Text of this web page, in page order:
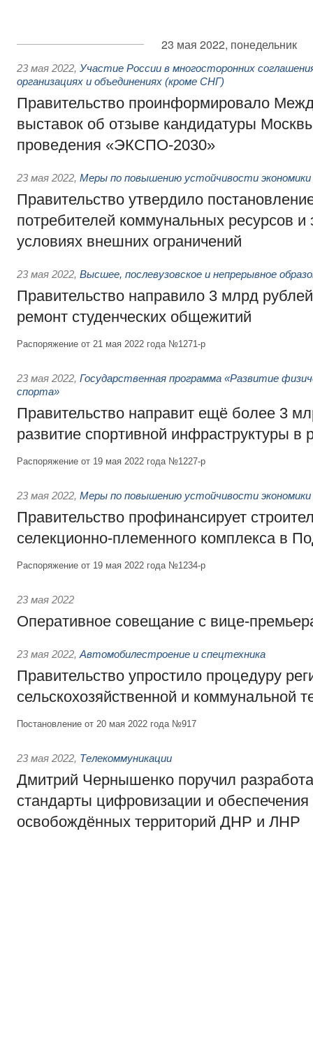
23 мая 2022, понедельник
23 мая 2022, Участие России в многосторонних
организациях и объединениях (кроме СНГ)
Правительство проинформировало
выставок об отзыве кандидатуры
проведения «ЭКСПО-2030»
23 мая 2022, Меры по повышению устойчивости экономики
Правительство утвердило
потребителей коммунальных ресурсов и
условиях внешних ограничений
23 мая 2022, Высшее, послевузовское и непрерывное
Правительство направило 3 млрд
ремонт студенческих общежитий
Распоряжение от 21 мая 2022 года №1271-р
23 мая 2022, Государственная программа «Развитие
спорта»
Правительство направит ещё более 3
развитие спортивной инфраструктуры в
Распоряжение от 19 мая 2022 года №1227-р
23 мая 2022, Меры по повышению устойчивости экономики
Правительство профинансирует
селекционно-племенного комплекса в
Распоряжение от 19 мая 2022 года №1234-р
23 мая 2022
Оперативное совещание с вице-
23 мая 2022, Автомобилестроение и спецтехника
Правительство упростило процедуру
сельскохозяйственной и коммунальной
Постановление от 20 мая 2022 года №917
23 мая 2022, Телекоммуникации
Дмитрий Чернышенко поручил
стандарты цифровизации и обеспечения
освобождённых территорий ДНР и ЛНР